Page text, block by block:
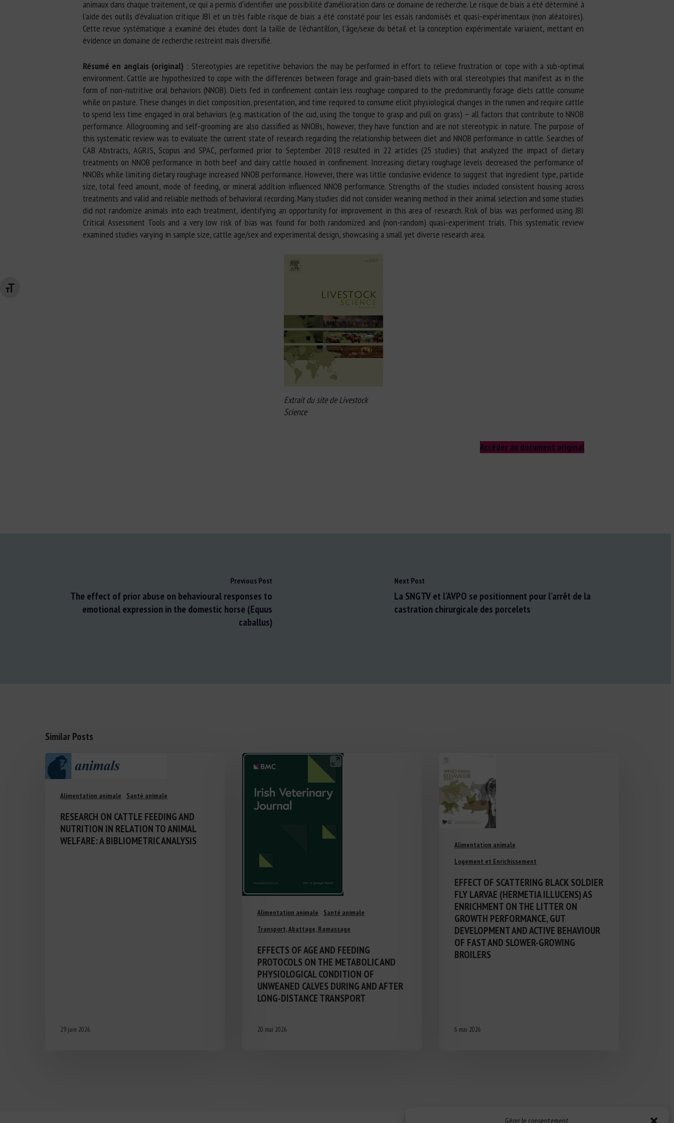
Gérer le consentement
Changer la taille de la police
animaux dans chaque traitement, ce qui a permis d’identifier une possibilité d’amélioration dans ce domaine de recherche. Le risque de biais a été déterminé à
l’aide des outils d’évaluation critique JBI et un très faible risque de biais a été constaté pour les essais randomisés et quasi-expérimentaux (non aléatoires).
Cette revue systématique a examiné des études dont la taille de l’échantillon, l’âge/sexe du bétail et la conception expérimentale variaient, mettant en
évidence un domaine de recherche restreint mais diversifié.
Résumé en anglais (original) : Stereotypies are repetitive behaviors the may be performed in effort to relieve frustration or cope with a sub-optimal
environment. Cattle are hypothesized to cope with the differences between forage and grain-based diets with oral stereotypies that manifest as in the
form of non-nutritive oral behaviors (NNOB). Diets fed in confinement contain less roughage compared to the predominantly forage diets cattle consume
while on pasture. These changes in diet composition, presentation, and time required to consume elicit physiological changes in the rumen and require cattle
to spend less time engaged in oral behaviors (e.g. mastication of the cud, using the tongue to grasp and pull on grass) – all factors that contribute to NNOB
performance. Allogrooming and self-grooming are also classified as NNOBs, however, they have function and are not stereotypic in nature. The purpose of
this systematic review was to evaluate the current state of research regarding the relationship between diet and NNOB performance in cattle. Searches of
CAB Abstracts, AGRIS, Scopus and SPAC, performed prior to September 2018 resulted in 22 articles (25 studies) that analyzed the impact of dietary
treatments on NNOB performance in both beef and dairy cattle housed in confinement. Increasing dietary roughage levels decreased the performance of
NNOBs while limiting dietary roughage increased NNOB performance. However, there was little conclusive evidence to suggest that ingredient type, particle
size, total feed amount, mode of feeding, or mineral addition influenced NNOB performance. Strengths of the studies included consistent housing across
treatments and valid and reliable methods of behavioral recording. Many studies did not consider weaning method in their animal selection and some studies
did not randomize animals into each treatment, identifying an opportunity for improvement in this area of research. Risk of bias was performed using JBI
Critical Assessment Tools and a very low risk of bias was found for both randomized and (non-random) quasi-experiment trials. This systematic review
examined studies varying in sample size, cattle age/sex and experimental design, showcasing a small yet diverse research area.
Extrait du site de Livestock
Science
Accéder au document original
Previous Post
The effect of prior abuse on behavioural responses to
emotional expression in the domestic horse (Equus
caballus)
Next Post
La SNGTV et l’AVPO se positionnent pour l’arrêt de la
castration chirurgicale des porcelets
Similar Posts
Alimentation animale Santé animale
RESEARCH ON CATTLE FEEDING AND
NUTRITION IN RELATION TO ANIMAL
WELFARE: A BIBLIOMETRIC ANALYSIS
29 juin 2026
Alimentation animale
Santé animale
Transport, Abattage, Ramassage
EFFECTS OF AGE AND FEEDING
PROTOCOLS ON THE METABOLIC AND
PHYSIOLOGICAL CONDITION OF
UNWEANED CALVES DURING AND AFTER
LONG-DISTANCE TRANSPORT
20 mai 2026
Alimentation animale
Logement et Enrichissement
EFFECT OF SCATTERING BLACK SOLDIER
FLY LARVAE (HERMETIA ILLUCENS) AS
ENRICHMENT ON THE LITTER ON
GROWTH PERFORMANCE, GUT
DEVELOPMENT AND ACTIVE BEHAVIOUR
OF FAST AND SLOWER-GROWING
BROILERS
6 mai 2026